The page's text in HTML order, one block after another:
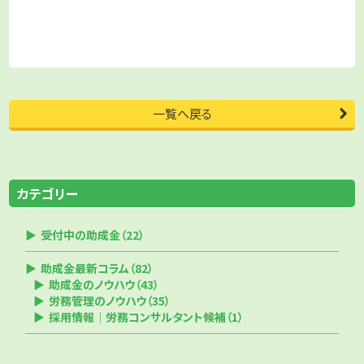
継続を通じてサービスの向上及び社会的責務を果
たします。
適切な個人情報の取得、利用
及び提供
取り扱う個人情報はその利用目的をできるだけ特定
の上、ご本人や企業様との間で取り決めた利用目的
の範囲で適切に取得し、利用いたします。また次の場
合を除き、本人の同意のない第三者への提供はいた
一覧へ戻る
カテゴリー
受付中の助成金（22）
助成金最新コラム（82）
助成金のノウハウ（43）
労務管理のノウハウ（35）
採用情報｜労務コンサルタント候補（1）